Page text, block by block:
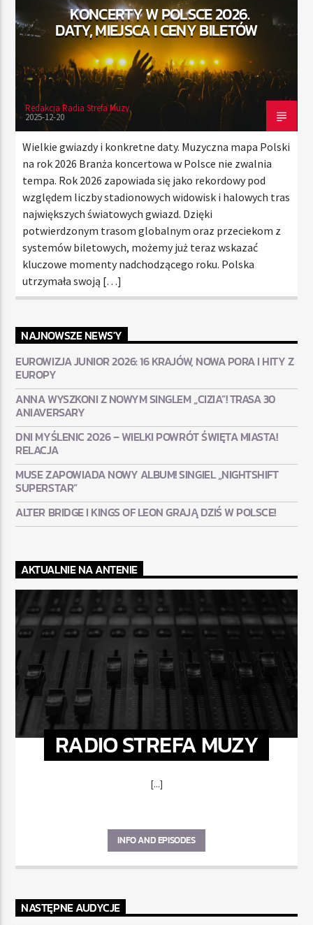
KONCERTY W POLSCE 2026.
DATY, MIEJSCA I CENY BILETÓW
Redakcja Radia Strefa Muzy
2025-12-20
Wielkie gwiazdy i konkretne daty. Muzyczna mapa Polski
na rok 2026 Branża koncertowa w Polsce nie zwalnia
tempa. Rok 2026 zapowiada się jako rekordowy pod
względem liczby stadionowych widowisk i halowych tras
największych światowych gwiazd. Dzięki
potwierdzonym trasom globalnym oraz przeciekom z
systemów biletowych, możemy już teraz wskazać
kluczowe momenty nadchodzącego roku. Polska
utrzymała swoją […]
NAJNOWSZE NEWS'Y
EUROWIZJA JUNIOR 2026: 16 KRAJÓW, NOWA PORA I HITY Z
EUROPY
ANNA WYSZKONI Z NOWYM SINGLEM „CIZIA”! TRASA 30
ANIAVERSARY
DNI MYŚLENIC 2026 – WIELKI POWRÓT ŚWIĘTA MIASTA!
RELACJA
MUSE ZAPOWIADA NOWY ALBUM! SINGIEL „NIGHTSHIFT
SUPERSTAR”
ALTER BRIDGE I KINGS OF LEON GRAJĄ DZIŚ W POLSCE!
AKTUALNIE NA ANTENIE
RADIO STREFA MUZY
[...]
INFO AND EPISODES
NASTĘPNE AUDYCJE